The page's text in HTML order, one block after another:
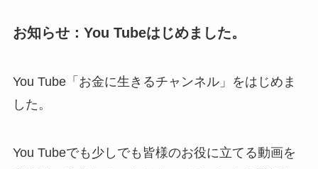
お知らせ：You Tubeはじめました。
You Tube「お金に生きるチャンネル」をはじめま
した。
You Tubeでも少しでも皆様のお役に立てる動画を